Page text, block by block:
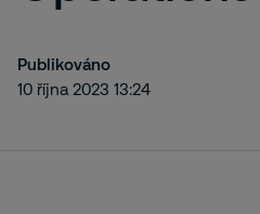
Publikováno
10 října 2023 13:24